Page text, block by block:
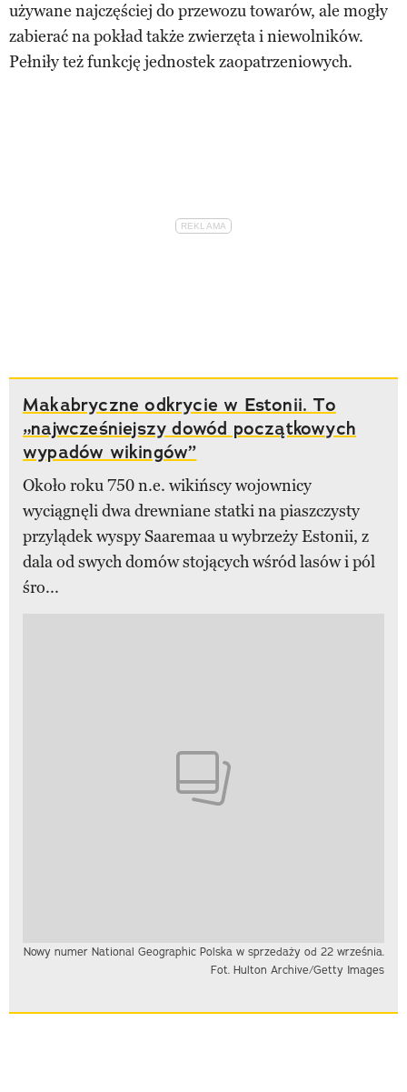
używane najczęściej do przewozu towarów, ale mogły
zabierać na pokład także zwierzęta i niewolników.
Pełniły też funkcję jednostek zaopatrzeniowych.
Makabryczne odkrycie w Estonii. To
„najwcześniejszy dowód początkowych
wypadów wikingów”
Około roku 750 n.e. wikińscy wojownicy
wyciągnęli dwa drewniane statki na piaszczysty
przylądek wyspy Saaremaa u wybrzeży Estonii, z
dala od swych domów stojących wśród lasów i pól
śro...
Nowy numer National Geographic Polska w sprzedaży od 22 września.
Fot. Hulton Archive/Getty Images